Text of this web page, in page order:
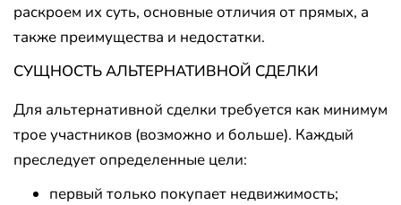
раскроем их суть, основные отличия от прямых, а
также преимущества и недостатки.
СУЩНОСТЬ АЛЬТЕРНАТИВНОЙ СДЕЛКИ
Для альтернативной сделки требуется как минимум
трое участников (возможно и больше). Каждый
преследует определенные цели:
первый только покупает недвижимость;